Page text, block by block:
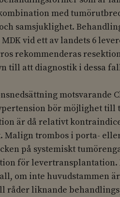
med
samsjuklighet.
vid ett av landets 6
rekommenderas
till att diagnostik i dessa
motsvarande
bör möjlighet till
är då relativt
Malign trombos i porta-
på systemiskt
för levertransplantation.
om inte huvudstammen
råder liknande